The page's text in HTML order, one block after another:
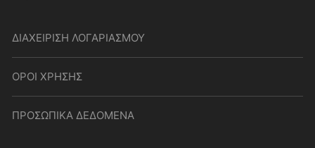
ΔΙΑΧΕΙΡΙΣΗ ΛΟΓΑΡΙΑΣΜΟΥ
ΟΡΟΙ ΧΡΗΣΗΣ
ΠΡΟΣΩΠΙΚΑ ΔΕΔΟΜΕΝΑ